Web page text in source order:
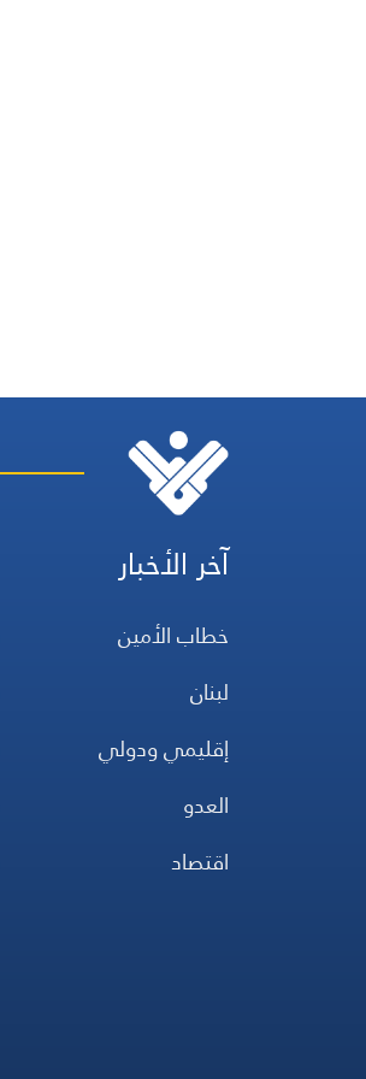
آخر الأخبار
خطاب الأمين
لبنان
إقليمي ودولي
العدو
اقتصاد